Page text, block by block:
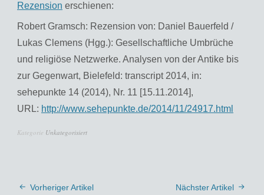
Rezension erschienen:
Robert Gramsch: Rezension von: Daniel Bauerfeld /
Lukas Clemens (Hgg.): Gesellschaftliche Umbrüche
und religiöse Netzwerke. Analysen von der Antike bis
zur Gegenwart, Bielefeld: transcript 2014, in:
sehepunkte 14 (2014), Nr. 11 [15.11.2014],
URL: http://www.sehepunkte.de/2014/11/24917.html
Kategorie Unkategorisiert
Vorheriger Artikel Nächster Artikel